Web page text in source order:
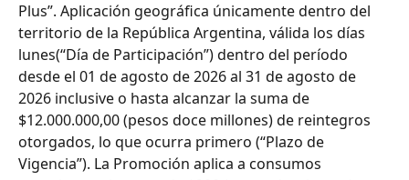
Plus”. Aplicación geográfica únicamente dentro del
territorio de la República Argentina, válida los días
lunes(“Día de Participación”) dentro del período
desde el 01 de agosto de 2026 al 31 de agosto de
2026 inclusive o hasta alcanzar la suma de
$12.000.000,00 (pesos doce millones) de reintegros
otorgados, lo que ocurra primero (“Plazo de
Vigencia”). La Promoción aplica a consumos